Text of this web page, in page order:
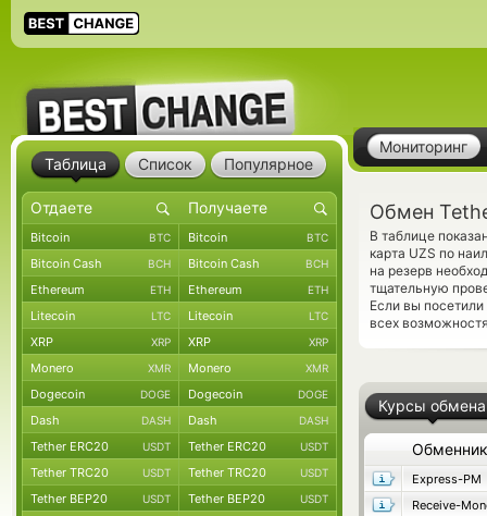
Мониторинг
Обмен
В таблице
карта UZS по
на резерв
тщательную
Если вы
всех
Курсы обмена
Обменник
Express-PM
Receive-
Таблица Список Популярное
Bitcoin BTC Bitcoin BTC
Bitcoin Cash BCH Bitcoin Cash BCH
Ethereum ETH Ethereum ETH
Litecoin LTC Litecoin LTC
XRP XRP XRP XRP
Monero XMR Monero XMR
Dogecoin DOGE Dogecoin DOGE
Dash DASH Dash DASH
Tether ERC20 USDT Tether ERC20 USDT
Tether TRC20 USDT Tether TRC20 USDT
Tether BEP20 USDT Tether BEP20 USDT